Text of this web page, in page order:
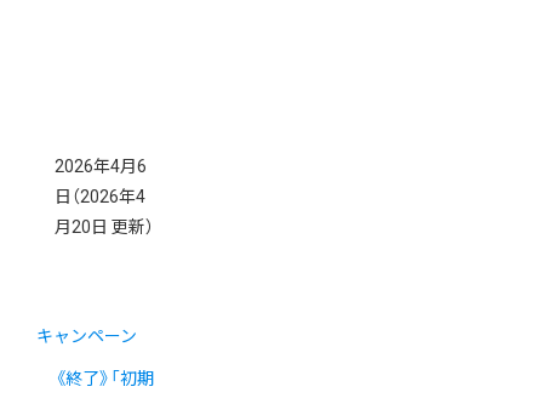
2026年4月6
日 （2026年4
月20日 更新）
キャンペーン
《終了》「初期